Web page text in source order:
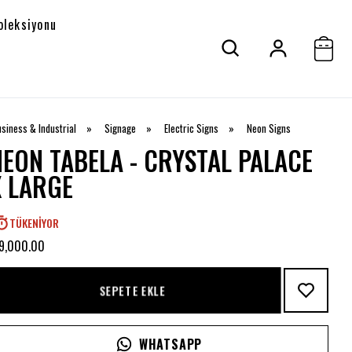
& Industrial » Signage » Electric Signs » Neon Signs
TABELA - CRYSTAL PALACE
TÜKENIYOR
SEPETE EKLE
WHATSAPP